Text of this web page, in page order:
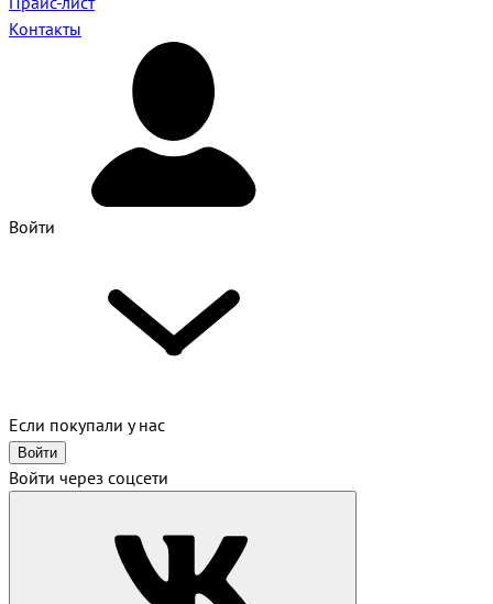
Контакты
Войти
Если покупали у нас
Войти
Войти через соцсети